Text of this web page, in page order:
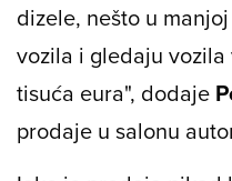
dizele, nešto u
vozila i gledaju
tisuća eura", dodaje
prodaje u salonu